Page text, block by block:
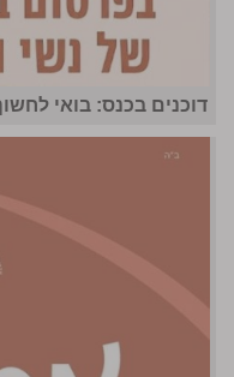
דוכנים בכנס: בואי